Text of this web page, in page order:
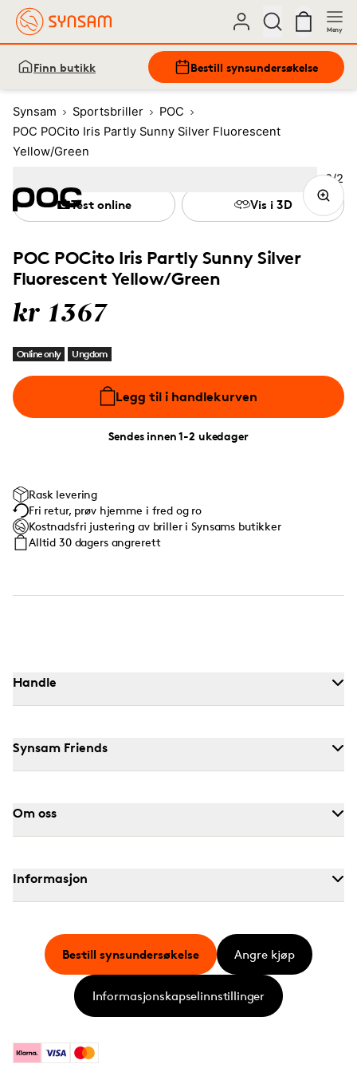
Meny
Finn butikk Bestill synsundersøkelse
Synsam Sportsbriller
POC
POC POCito Iris Partly Sunny Silver Fluorescent
Yellow/Green
POC POCito Iris Partly Sunny Silver
Fluorescent Yellow/Green
kr 1367
Online only Ungdom
Legg til i handlekurven
Sendes innen 1-2 ukedager
Test online Vis i 3D
Rask levering
Fri retur, prøv hjemme i fred og ro
Kostnadsfri justering av briller i Synsams butikker
Alltid 30 dagers angrerett
Bilde
2/2
(Current image)
Handle
Synsam Friends
Om oss
Informasjon
KlarnaVisa Mastercard
Bestill synsundersøkelse Angre kjøp
Informasjonskapselinnstillinger